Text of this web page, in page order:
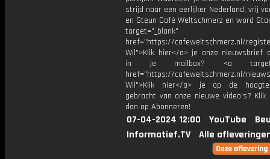
strijd naar een eerlijker Nederland, vrij
en Steun Café Weltschmerz en word
target="_blank"
href="https://cafeweltschmerz.nl/
Wil">Klik hier</a> je onze nieuwsbrief
in je mailbox? <a
href="https://cafeweltschmerz.nl/
Wil">Klik hier</a> je op de
gebracht van onze nieuwe video's? Klik
dan op Abonneren!
07-04-2024 12:00 YouTube
Informatief.TV
Alle